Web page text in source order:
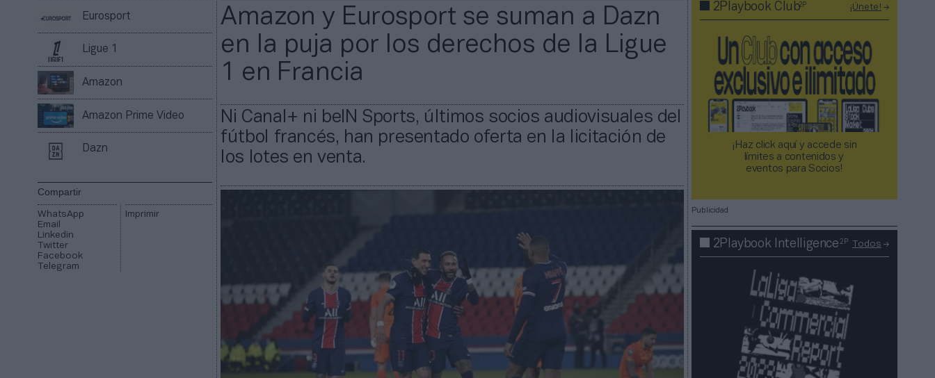
Eurosport
Ligue 1
Amazon
Amazon Prime Video
Dazn
Compartir
WhatsApp
Email
Linkedin
Twitter
Facebook
Telegram
Imprimir
Amazon y Eurosport se suman a Dazn
en la puja por los derechos de la Ligue
1 en Francia
Ni Canal+ ni beIN Sports, últimos socios audiovisuales del
fútbol francés, han presentado oferta en la licitación de
los lotes en venta.
2Playbook Club2P ¡Únete!
¡Haz click aquí y accede sin
límites a contenidos y
eventos para Socios!​​​​​​​
Publicidad
2Playbook Intelligence2P Todos